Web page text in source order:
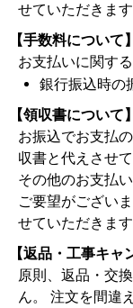
せていただきます
【手数料について】
お支払いに関す
銀行振込時の
【領収書について】
お振込でお支払
収書と代えさせ
その他のお支払
ご要望がござい
せていただきます
【返品・工事キャ
原則、返品・交
ん。 注文を間違